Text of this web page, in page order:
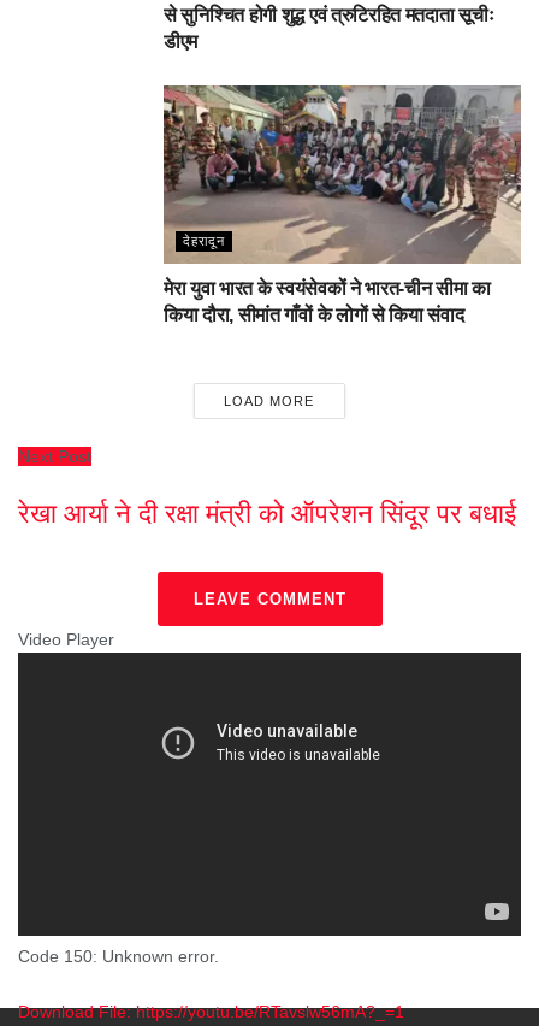
से सुनिश्चित होगी शुद्ध एवं त्रुटिरहित मतदाता सूचीः
डीएम
देहरादून
मेरा युवा भारत के स्वयंसेवकों ने भारत-चीन सीमा का
किया दौरा, सीमांत गाँवों के लोगों से किया संवाद
LOAD MORE
Next Post
रेखा आर्या ने दी रक्षा मंत्री को ऑपरेशन सिंदूर पर बधाई
LEAVE COMMENT
Video Player
Code 150: Unknown error.
Download File: https://youtu.be/RTavslw56mA?_=1